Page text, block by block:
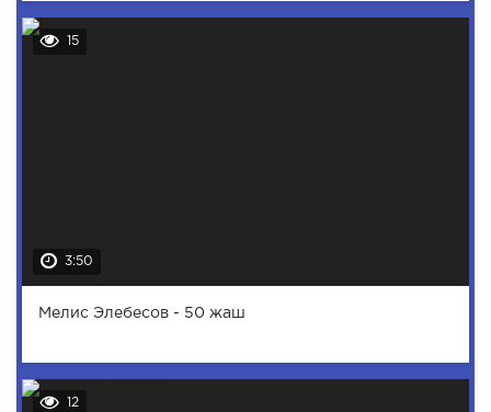
15
3:50
Мелис Элебесов - 50 жаш
12